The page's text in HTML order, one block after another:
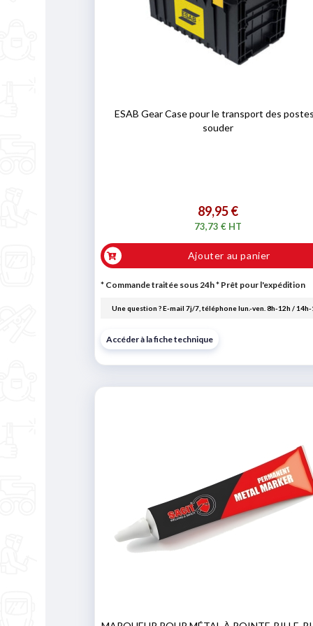
ESAB Gear Case pour le transport des
souder
89,95 €
73,73 € HT
Ajouter au panier
* Commande traitée sous 24h* Prêt pour l'expédition
Une question ? E-mail 7j/7, téléphone lun.-ven. 8h-12h /
Accéder à la fiche technique